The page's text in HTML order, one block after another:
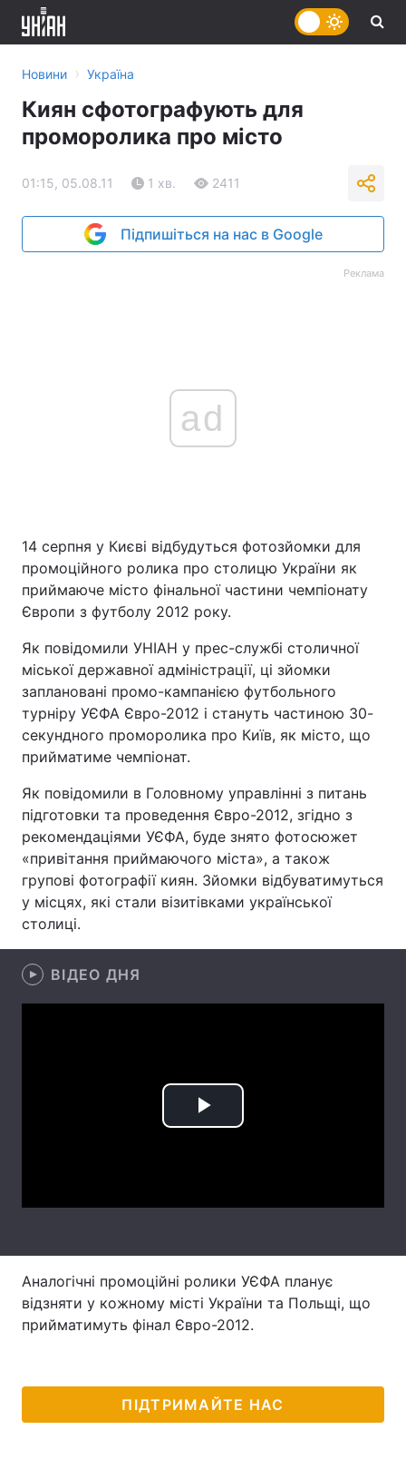
Головна Війна
Україна
Економіка
Інциденти
Туризм
Екологія Регіони
Відео з Youtube Статті
Архів Вакансії
Контакти
Новини › Україна
Киян сфотографують для
проморолика про місто
01:15, 05.08.11 1 хв. 2411
Підпишіться на нас в Google
Реклама
ad
14 серпня у Києві відбудуться фотозйомки для
промоційного ролика про столицю України як
приймаюче місто фінальної частини чемпіонату
Європи з футболу 2012 року.
Як повідомили УНІАН у прес-службі столичної
міської державної адміністрації, ці зйомки
заплановані промо-кампанією футбольного
турніру УЄФА Євро-2012 і стануть частиною 30-
секундного проморолика про Київ, як місто, що
прийматиме чемпіонат.
Як повідомили в Головному управлінні з питань
підготовки та проведення Євро-2012, згідно з
рекомендаціями УЄФА, буде знято фотосюжет
«привітання приймаючого міста», а також
групові фотографії киян. Зйомки відбуватимуться
у місцях, які стали візитівками української
столиці.
ВІДЕО ДНЯ
Play
Аналогічні промоційні ролики УЄФА планує
відзняти у кожному місті України та Польщі, що
прийматимуть фінал Євро-2012.
ПІДТРИМАЙТЕ НАС